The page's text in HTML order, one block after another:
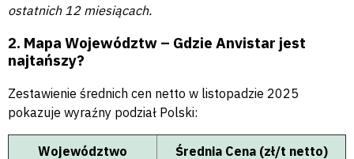
ostatnich 12 miesiącach.
2. Mapa Województw – Gdzie Anvistar jest
najtańszy?
Zestawienie średnich cen netto w listopadzie 2025
pokazuje wyraźny podział Polski:
Województwo
Średnia Cena (zł/t netto)